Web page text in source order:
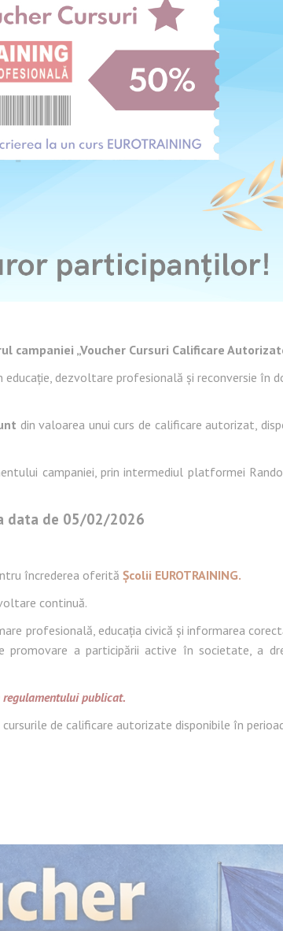
campaniei „Voucher Cursuri Calificare
dezvoltare profesională și reconversie în
din valoarea unui curs de calificare autorizat,
campaniei, prin intermediul platformei
data de 05/02/2026
încrederea oferită Școlii EUROTRAINING.
continuă.
profesională, educația civică și informarea
promovare a participării active în societate, a
publicat.
de calificare autorizate disponibile în